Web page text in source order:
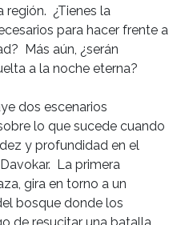
región. ¿Tienes la
para hacer frente a
Más aún, ¿serán
a la noche eterna?
dos escenarios
lo que sucede cuando
y profundidad en el
La primera
gira en torno a un
bosque donde los